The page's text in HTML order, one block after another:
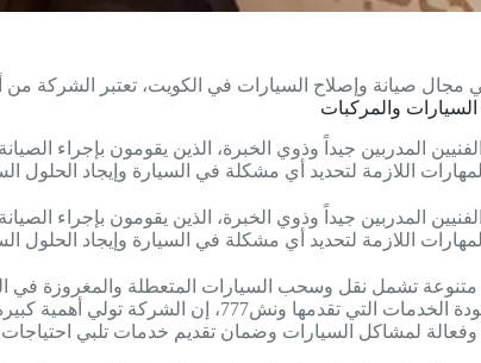
مجال صيانة وإصلاح السيارات في الكويت، تعتبر الشركة
المدربين جيداً وذوي الخبرة، الذين يقومون بإجراء
اللازمة لتحديد أي مشكلة في السيارة وإيجاد الحلول
المدربين جيداً وذوي الخبرة، الذين يقومون بإجراء
اللازمة لتحديد أي مشكلة في السيارة وإيجاد الحلول
تولي أهمية كبيرة لرضا عملائها وتسعى جاهدة لتحقيق أعلى مستوى من الرضا
لمشاكل السيارات وضمان تقديم خدمات تلبي